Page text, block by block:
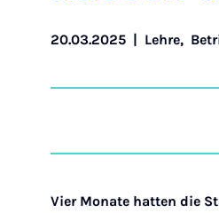
20.03.2025 | Lehre,
Vier Monate hatten die